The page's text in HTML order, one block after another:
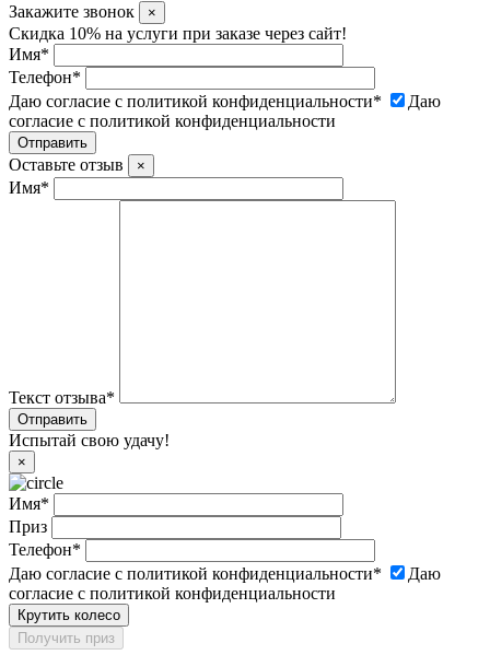
Закажите звонок ×
Скидка 10% на услуги при заказе через сайт!
Имя*
Телефон*
Даю согласие с политикой конфиденциальности*
Даю
согласие с политикой конфиденциальности
Оставьте отзыв ×
Имя*
Текст отзыва*
Испытай свою удачу!
×
Имя*
Приз
Телефон*
Даю согласие с политикой конфиденциальности*
Даю
согласие с политикой конфиденциальности